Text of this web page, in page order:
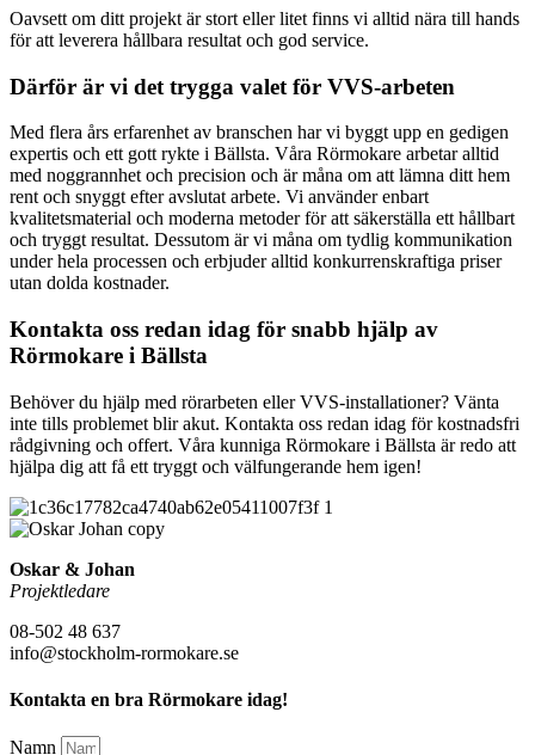
Oavsett om ditt projekt är stort eller litet finns vi alltid nära till hands
för att leverera hållbara resultat och god service.
Därför är vi det trygga valet för VVS-arbeten
Med flera års erfarenhet av branschen har vi byggt upp en gedigen
expertis och ett gott rykte i Bällsta. Våra Rörmokare arbetar alltid
med noggrannhet och precision och är måna om att lämna ditt hem
rent och snyggt efter avslutat arbete. Vi använder enbart
kvalitetsmaterial och moderna metoder för att säkerställa ett hållbart
och tryggt resultat. Dessutom är vi måna om tydlig kommunikation
under hela processen och erbjuder alltid konkurrenskraftiga priser
utan dolda kostnader.
Kontakta oss redan idag för snabb hjälp av
Rörmokare i Bällsta
Behöver du hjälp med rörarbeten eller VVS-installationer? Vänta
inte tills problemet blir akut. Kontakta oss redan idag för kostnadsfri
rådgivning och offert. Våra kunniga Rörmokare i Bällsta är redo att
hjälpa dig att få ett tryggt och välfungerande hem igen!
Oskar & Johan
Projektledare
08-502 48 637
info@stockholm-rormokare.se
Kontakta en bra Rörmokare idag!
Namn